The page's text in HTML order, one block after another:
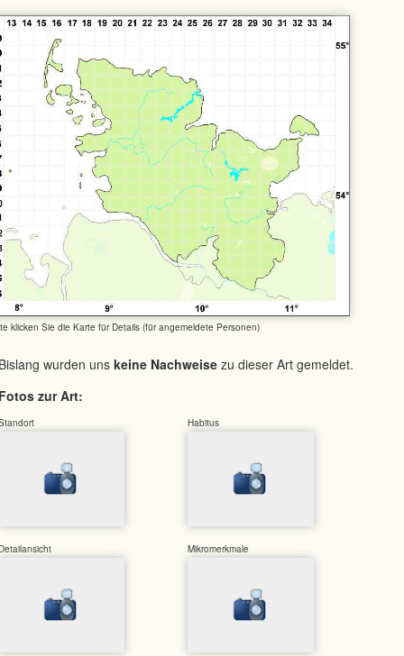
klicken Sie die Karte für Details (für angemeldete Personen)
wurden uns keine Nachweise zu dieser Art gemeldet.
zur Art:
Habitus
Mikromerkmale